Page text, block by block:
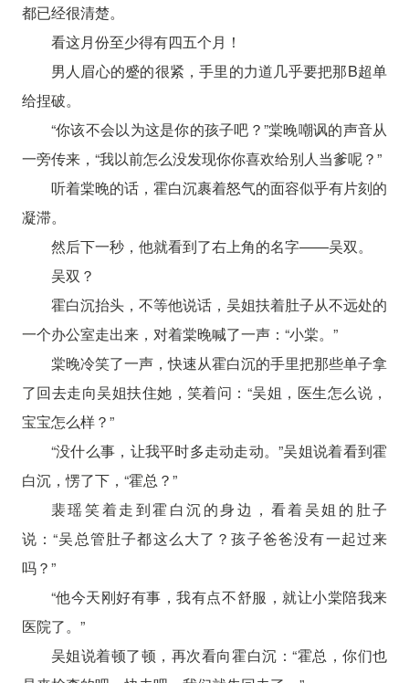
都已经很清楚。
看这月份至少得有四五个月！
男人眉心的蹙的很紧，手里的力道几乎要把那B超单
给捏破。
“你该不会以为这是你的孩子吧？”棠晚嘲讽的声音从
一旁传来，“我以前怎么没发现你你喜欢给别人当爹呢？”
听着棠晚的话，霍白沉裹着怒气的面容似乎有片刻的
凝滞。
然后下一秒，他就看到了右上角的名字——吴双。
吴双？
霍白沉抬头，不等他说话，吴姐扶着肚子从不远处的
一个办公室走出来，对着棠晚喊了一声：“小棠。”
棠晚冷笑了一声，快速从霍白沉的手里把那些单子拿
了回去走向吴姐扶住她，笑着问：“吴姐，医生怎么说，
宝宝怎么样？”
“没什么事，让我平时多走动走动。”吴姐说着看到霍
白沉，愣了下，“霍总？”
裴瑶笑着走到霍白沉的身边，看着吴姐的肚子
说：“吴总管肚子都这么大了？孩子爸爸没有一起过来
吗？”
“他今天刚好有事，我有点不舒服，就让小棠陪我来
医院了。”
吴姐说着顿了顿，再次看向霍白沉：“霍总，你们也